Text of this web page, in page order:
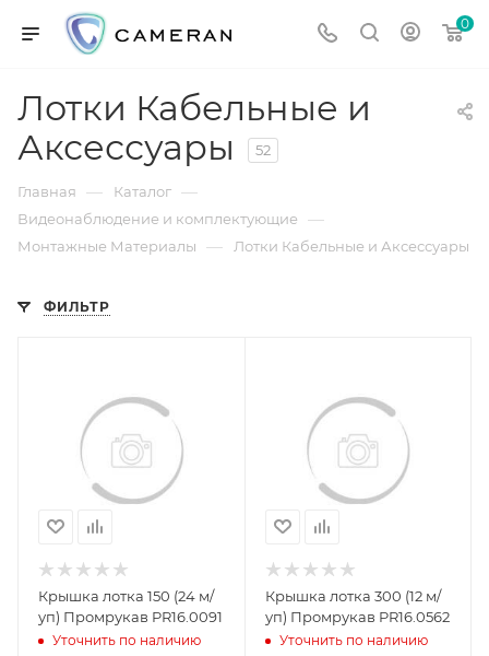
0
Лотки Кабельные и
Аксессуары
52
Главная — Каталог —
Видеонаблюдение и комплектующие —
Монтажные Материалы — Лотки Кабельные и Аксессуары
ФИЛЬТР
Крышка лотка 150 (24 м/
уп) Промрукав PR16.0091
Уточнить по наличию
Крышка лотка 300 (12 м/
уп) Промрукав PR16.0562
Уточнить по наличию